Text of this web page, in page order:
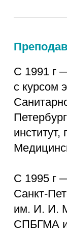
С 1991 г
с курсом
С 1995 г
Санкт-
им. И. И.
СПБГМА